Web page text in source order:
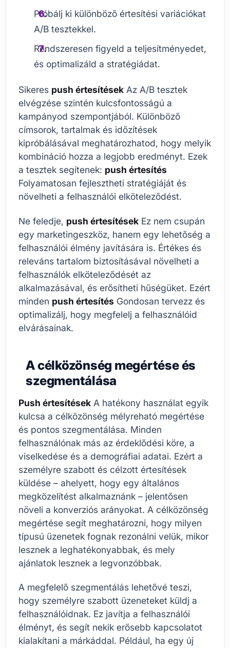
Próbálj ki különböző értesítési variációkat
A/B tesztekkel.
Rendszeresen figyeld a teljesítményedet,
és optimalizáld a stratégiádat.
Sikeres push értesítések Az A/B tesztek
elvégzése szintén kulcsfontosságú a
kampányod szempontjából. Különböző
címsorok, tartalmak és időzítések
kipróbálásával meghatározhatod, hogy melyik
kombináció hozza a legjobb eredményt. Ezek
a tesztek segítenek: push értesítés
Folyamatosan fejlesztheti stratégiáját és
növelheti a felhasználói elköteleződést.
Ne feledje, push értesítések Ez nem csupán
egy marketingeszköz, hanem egy lehetőség a
felhasználói élmény javítására is. Értékes és
releváns tartalom biztosításával növelheti a
felhasználók elköteleződését az
alkalmazásával, és erősítheti hűségüket. Ezért
minden push értesítés Gondosan tervezz és
optimalizálj, hogy megfelelj a felhasználóid
elvárásainak.
A célközönség megértése és
szegmentálása
Push értesítések A hatékony használat egyik
kulcsa a célközönség mélyreható megértése
és pontos szegmentálása. Minden
felhasználónak más az érdeklődési köre, a
viselkedése és a demográfiai adatai. Ezért a
személyre szabott és célzott értesítések
küldése – ahelyett, hogy egy általános
megközelítést alkalmaznánk – jelentősen
növeli a konverziós arányokat. A célközönség
megértése segít meghatározni, hogy milyen
típusú üzenetek fognak rezonálni velük, mikor
lesznek a leghatékonyabbak, és mely
ajánlatok lesznek a legvonzóbbak.
A megfelelő szegmentálás lehetővé teszi,
hogy személyre szabott üzeneteket küldj a
felhasználóidnak. Ez javítja a felhasználói
élményt, és segít nekik erősebb kapcsolatot
kialakítani a márkáddal. Például, ha egy új